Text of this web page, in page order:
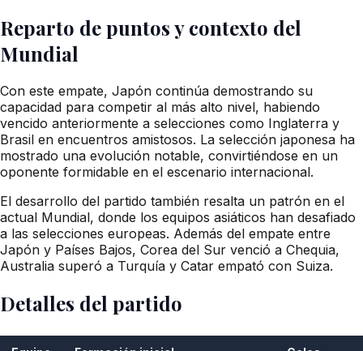
Reparto de puntos y contexto del
Mundial
Con este empate, Japón continúa demostrando su
capacidad para competir al más alto nivel, habiendo
vencido anteriormente a selecciones como Inglaterra y
Brasil en encuentros amistosos. La selección japonesa ha
mostrado una evolución notable, convirtiéndose en un
oponente formidable en el escenario internacional.
El desarrollo del partido también resalta un patrón en el
actual Mundial, donde los equipos asiáticos han desafiado
a las selecciones europeas. Además del empate entre
Japón y Países Bajos, Corea del Sur venció a Chequia,
Australia superó a Turquía y Catar empató con Suiza.
Detalles del partido